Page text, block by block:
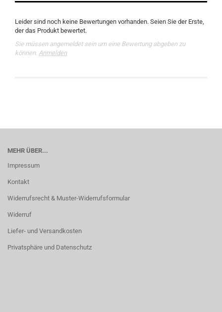
Leider sind noch keine Bewertungen vorhanden. Seien Sie der Erste,
der das Produkt bewertet.
Sie müssen angemeldet sein um eine Bewertung abgeben zu
können. Anmelden
MEHR ÜBER...
Impressum
Kontakt
Widerrufsrecht & Muster-Widerrufsformular
Widerruf
Liefer- und Versandkosten
Privatsphäre und Datenschutz